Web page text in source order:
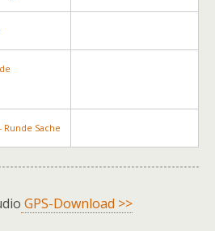
Runde Sache
GPS-Download >>